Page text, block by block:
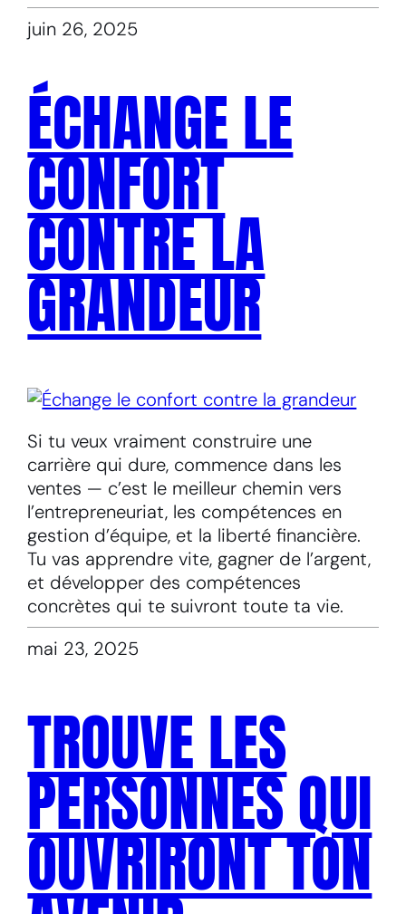
juin 26, 2025
ÉCHANGE LE
CONFORT
CONTRE LA
GRANDEUR
Si tu veux vraiment construire une
carrière qui dure, commence dans les
ventes — c’est le meilleur chemin vers
l’entrepreneuriat, les compétences en
gestion d’équipe, et la liberté financière.
Tu vas apprendre vite, gagner de l’argent,
et développer des compétences
concrètes qui te suivront toute ta vie.
mai 23, 2025
TROUVE LES
PERSONNES QUI
OUVRIRONT TON